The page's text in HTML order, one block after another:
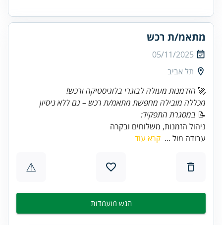
מתאמ/ת רכש
05/11/2025
תל אביב
🚀 הזדמנות מעולה לבוגרי בלוגיסטיקה ורכש!
מכללה מובילה מחפשת מתאמ/ת רכש – גם ללא ניסיון
📝 במסגרת התפקיד:
ניהול הזמנות, משלוחים ובקרה
עבודה מול ... קרא עוד
⚠
הגש מועמדות